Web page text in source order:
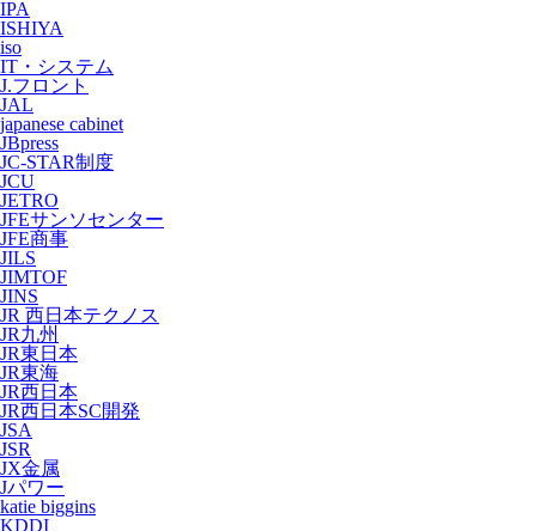
IPA
ISHIYA
iso
IT・システム
J.フロント
JAL
japanese cabinet
JBpress
JC-STAR制度
JCU
JETRO
JFEサンソセンター
JFE商事
JILS
JIMTOF
JINS
JR 西日本テクノス
JR九州
JR東日本
JR東海
JR西日本
JR西日本SC開発
JSA
JSR
JX金属
Jパワー
katie biggins
KDDI